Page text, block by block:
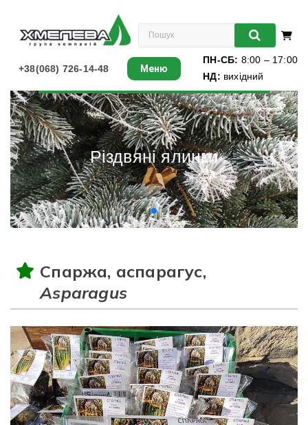
+38(068) 726-14-48
ПН-СБ: 8:00 – 17:00
НД: вихідний
Меню
Листяні
Хвойні
Ліани
Багаторічники
Виноград
Книги
Рубрикатор рослин
Інформація
Про розсадник
Різдвяні ялинки
Спаржа, аспарагус,
Asparagus